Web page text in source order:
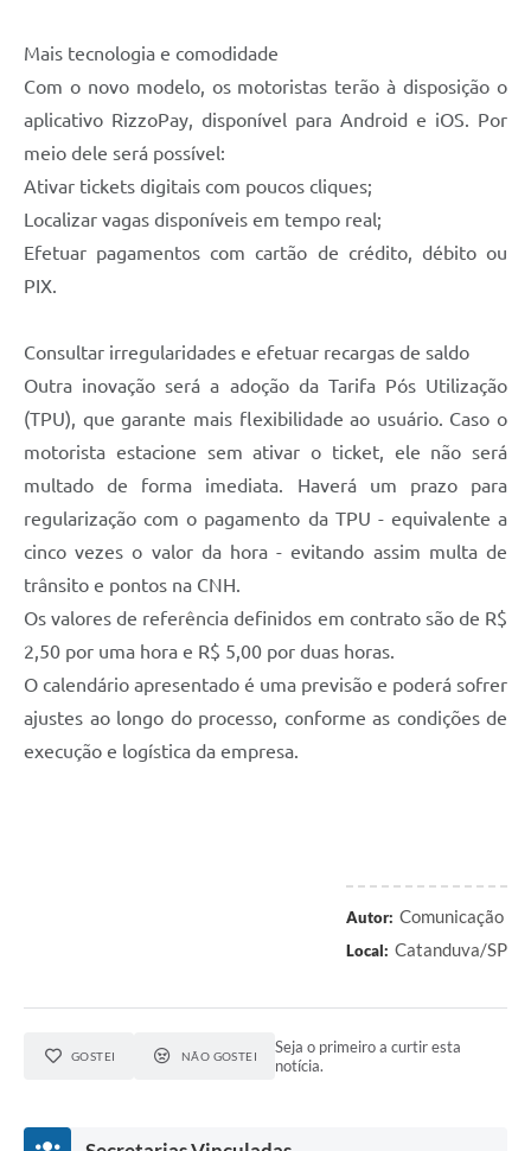
Mais tecnologia e comodidade
Com o novo modelo, os motoristas terão à disposição o
aplicativo RizzoPay, disponível para Android e iOS. Por
meio dele será possível:
Ativar tickets digitais com poucos cliques;
Localizar vagas disponíveis em tempo real;
Efetuar pagamentos com cartão de crédito, débito ou
PIX.
Consultar irregularidades e efetuar recargas de saldo
Outra inovação será a adoção da Tarifa Pós Utilização
(TPU), que garante mais flexibilidade ao usuário. Caso o
motorista estacione sem ativar o ticket, ele não será
multado de forma imediata. Haverá um prazo para
regularização com o pagamento da TPU - equivalente a
cinco vezes o valor da hora - evitando assim multa de
trânsito e pontos na CNH.
Os valores de referência definidos em contrato são de R$
2,50 por uma hora e R$ 5,00 por duas horas.
O calendário apresentado é uma previsão e poderá sofrer
ajustes ao longo do processo, conforme as condições de
execução e logística da empresa.
Autor: Comunicação
Local: Catanduva/SP
GOSTEI NÃO GOSTEI
Seja o primeiro a curtir esta
notícia.